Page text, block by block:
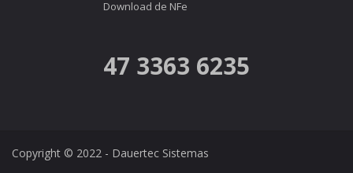
Download de NFe
47 3363 6235
Copyright © 2022 - Dauertec Sistemas